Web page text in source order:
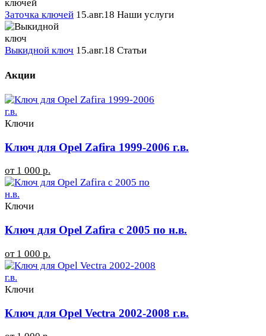
Заточка ключей 15.авг.18 Наши услуги
Выкидной ключ 15.авг.18 Статьи
Акции
Ключи
Ключ для Opel Zafira 1999-2006 г.в.
от 1 000 р.
Ключи
Ключ для Opel Zafira с 2005 по н.в.
от 1 000 р.
Ключи
Ключ для Opel Vectra 2002-2008 г.в.